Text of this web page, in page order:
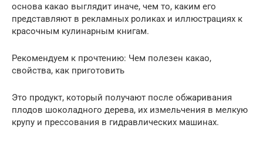
основа какао выглядит иначе, чем то, каким его
представляют в рекламных роликах и иллюстрациях к
красочным кулинарным книгам.
Рекомендуем к прочтению: Чем полезен какао,
свойства, как приготовить
Это продукт, который получают после обжаривания
плодов шоколадного дерева, их измельчения в мелкую
крупу и прессования в гидравлических машинах.